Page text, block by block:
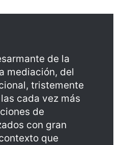
de la
mediación, del
tristemente
cada vez más
de
con gran
que